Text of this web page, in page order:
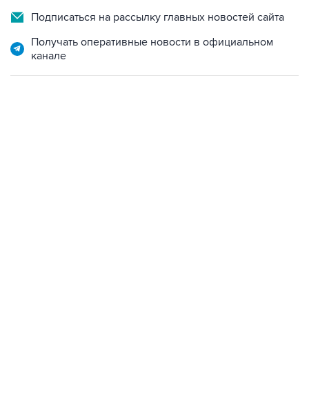
Подписаться на рассылку главных новостей сайта
Получать оперативные новости в официальном
канале